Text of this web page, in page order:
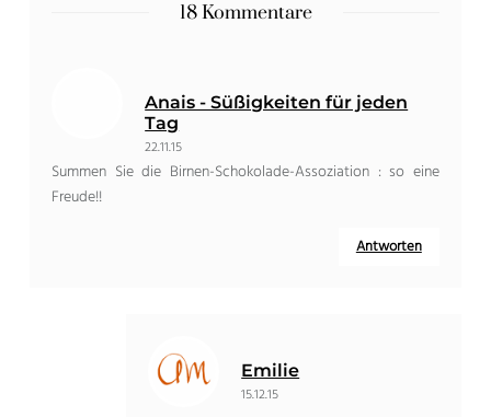
18 Kommentare
Anais - Süßigkeiten für jeden
Tag
22.11.15
Summen Sie die Birnen-Schokolade-Assoziation : so eine
Freude!!
Antworten
Emilie
15.12.15